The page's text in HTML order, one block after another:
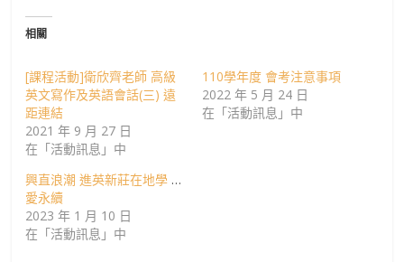
相關
[課程活動]衛欣齊老師 高級
英文寫作及英語會話(三) 遠
距連結
2021 年 9 月 27 日
在「活動訊息」中
110學年度 會考注意事項
2022 年 5 月 24 日
在「活動訊息」中
興直浪潮 進英新莊在地學 讓
愛永續
2023 年 1 月 10 日
在「活動訊息」中